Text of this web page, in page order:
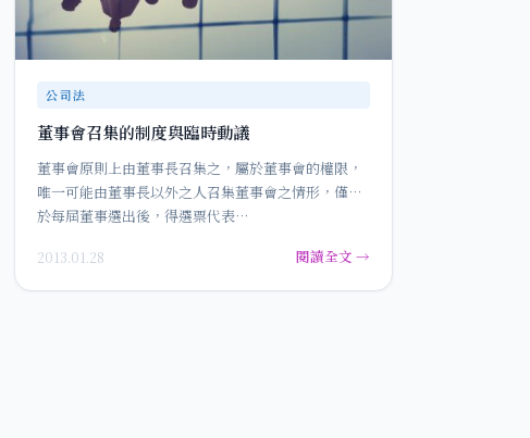
公司法
董事會召集的制度與臨時動議
董事會原則上由董事長召集之，屬於董事會的權限，
唯一可能由董事長以外之人召集董事會之情形，僅限
於每屆董事選出後，得選票代表…
2013.01.28 閱讀全文 →